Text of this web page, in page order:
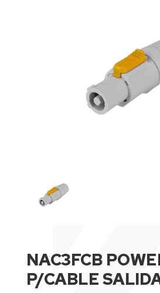
NAC3FCB
P/CABLE